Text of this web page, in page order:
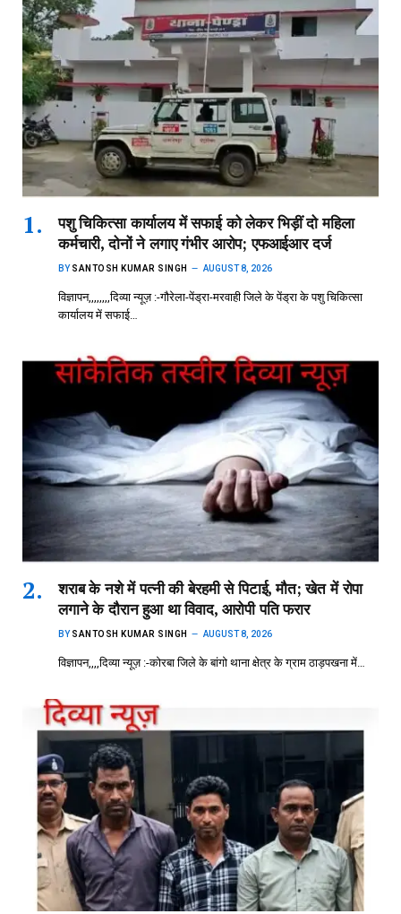
पशु चिकित्सा कार्यालय में सफाई को लेकर भिड़ीं दो महिला
कर्मचारी, दोनों ने लगाए गंभीर आरोप; एफआईआर दर्ज
BY SANTOSH KUMAR SINGH AUGUST 8, 2026
विज्ञापन,,,,,,,,दिव्या न्यूज़ :-गौरेला-पेंड्रा-मरवाही जिले के पेंड्रा के पशु चिकित्सा
कार्यालय में सफाई…
शराब के नशे में पत्नी की बेरहमी से पिटाई, मौत; खेत में रोपा
लगाने के दौरान हुआ था विवाद, आरोपी पति फरार
BY SANTOSH KUMAR SINGH AUGUST 8, 2026
विज्ञापन,,,,दिव्या न्यूज़ :-कोरबा जिले के बांगो थाना क्षेत्र के ग्राम ठाड़पखना में…